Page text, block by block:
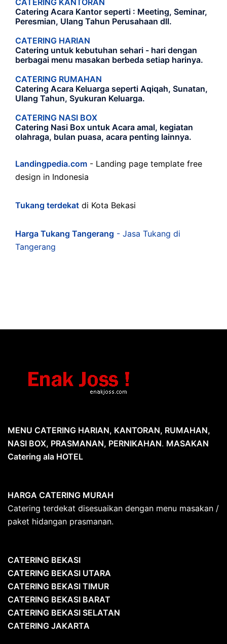
Catering Acara Kantor seperti : Meeting, Seminar,
Peresmian, Ulang Tahun Perusahaan dll.
CATERING HARIAN
Catering untuk kebutuhan sehari - hari dengan
berbagai menu masakan berbeda setiap harinya.
CATERING RUMAHAN
Catering Acara Keluarga seperti Aqiqah, Sunatan,
Ulang Tahun, Syukuran Keluarga.
CATERING NASI BOX
Catering Nasi Box untuk Acara amal, kegiatan
olahraga, bulan puasa, acara penting lainnya.
Landingpedia.com - Landing page template free
design in Indonesia
Tukang terdekat di Kota Bekasi
Harga Tukang Tangerang - Jasa Tukang di
Tangerang
MENU CATERING HARIAN, KANTORAN, RUMAHAN,
NASI BOX, PRASMANAN, PERNIKAHAN. MASAKAN
Catering ala HOTEL
HARGA CATERING MURAH
Catering terdekat disesuaikan dengan menu masakan /
paket hidangan prasmanan.
CATERING BEKASI
CATERING BEKASI UTARA
CATERING BEKASI TIMUR
CATERING BEKASI BARAT
CATERING BEKASI SELATAN
CATERING JAKARTA